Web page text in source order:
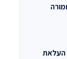
העלאת